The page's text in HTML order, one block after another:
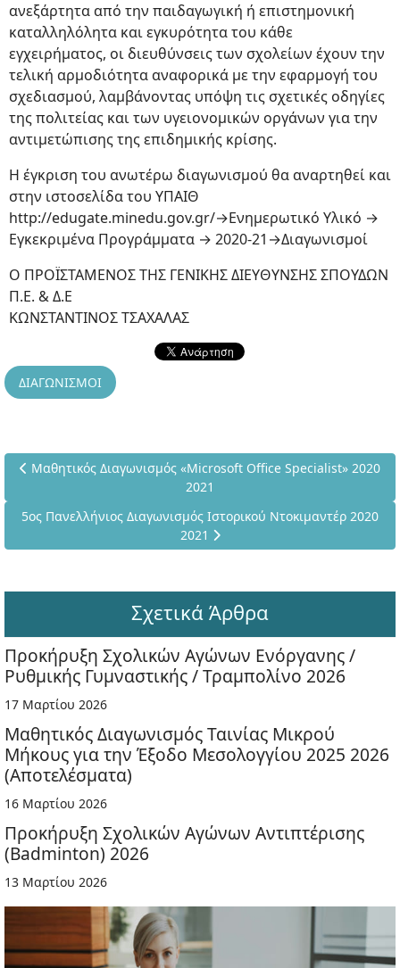
ανεξάρτητα από την παιδαγωγική ή επιστημονική
καταλληλόλητα και εγκυρότητα του κάθε
εγχειρήματος, οι διευθύνσεις των σχολείων έχουν την
τελική αρμοδιότητα αναφορικά με την εφαρμογή του
σχεδιασμού, λαμβάνοντας υπόψη τις σχετικές οδηγίες
της πολιτείας και των υγειονομικών οργάνων για την
αντιμετώπισης της επιδημικής κρίσης.
Η έγκριση του ανωτέρω διαγωνισμού θα αναρτηθεί και
στην ιστοσελίδα του ΥΠΑΙΘ
http://edugate.minedu.gov.gr/→Ενημερωτικό Υλικό →
Εγκεκριμένα Προγράμματα → 2020-21→Διαγωνισμοί
Ο ΠΡΟΪΣΤΑΜΕΝΟΣ ΤΗΣ ΓΕΝΙΚΗΣ ΔΙΕΥΘΥΝΣΗΣ ΣΠΟΥΔΩΝ
Π.Ε. & Δ.Ε
ΚΩΝΣΤΑΝΤΙΝΟΣ ΤΣΑΧΑΛΑΣ
ΔΙΑΓΩΝΙΣΜΟΙ
Προηγούμενο άρθρο: Μαθητικός Διαγωνισμός «Microsoft
Μαθητικός Διαγωνισμός «Microsoft Office Specialist» 2020
2021
Επόμενο άρθρο: 5ος Πανελλήνιος Διαγωνισμός Ιστορικού
5ος Πανελλήνιος Διαγωνισμός Ιστορικού Ντοκιμαντέρ 2020
2021
Σχετικά Άρθρα
Προκήρυξη Σχολικών Αγώνων Ενόργανης /
Ρυθμικής Γυμναστικής / Τραμπολίνο 2026
17 Μαρτίου 2026
Μαθητικός Διαγωνισμός Ταινίας Μικρού
Μήκους για την Έξοδο Μεσολογγίου 2025 2026
(Αποτελέσματα)
16 Μαρτίου 2026
Προκήρυξη Σχολικών Αγώνων Αντιπτέρισης
(Badminton) 2026
13 Μαρτίου 2026